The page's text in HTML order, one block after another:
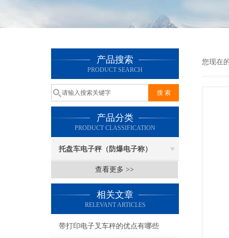
产品搜索
PRODUCT SEARCH
产品分类
PRODUCT CLASSIFICATION
托盘车电子秤（防爆电子称）
查看更多 >>
相关文章
RELEVANT ARTICLES
带打印电子叉车秤的优点有哪些
您现在